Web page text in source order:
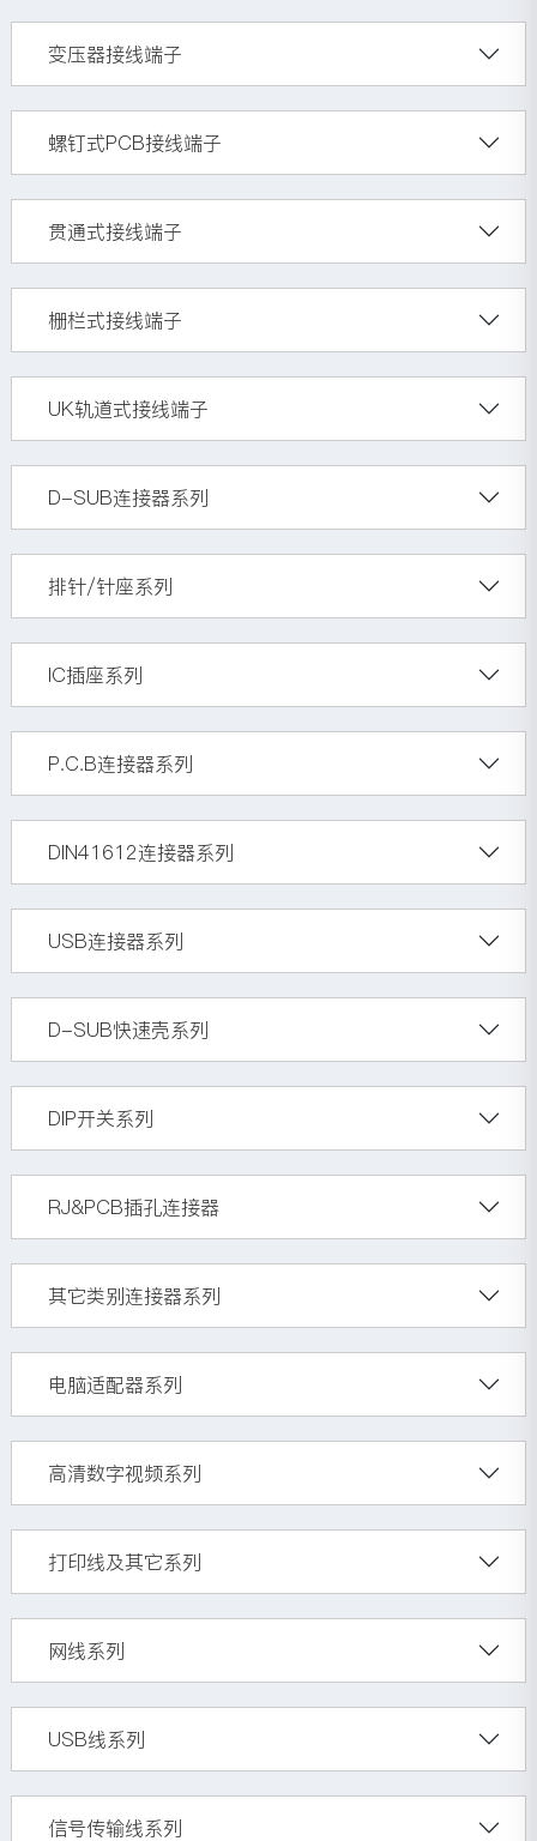
变压器接线端子
螺钉式PCB接线端子
贯通式接线端子
栅栏式接线端子
UK轨道式接线端子
D-SUB连接器系列
排针/针座系列
IC插座系列
P.C.B连接器系列
DIN41612连接器系列
USB连接器系列
D-SUB快速壳系列
DIP开关系列
RJ&PCB插孔连接器
其它类别连接器系列
电脑适配器系列
高清数字视频系列
打印线及其它系列
网线系列
USB线系列
信号传输线系列